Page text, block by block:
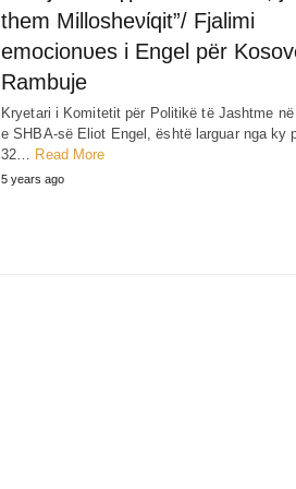
them Millosheνίqit”/ Fjalimi
emocionυes i Engel për
Rambuje
Kryetari i Komitetit për Politikë të Jashtme
e SHBA-së Eliot Engel, është larguar nga ky
32… Read More
5 years ago